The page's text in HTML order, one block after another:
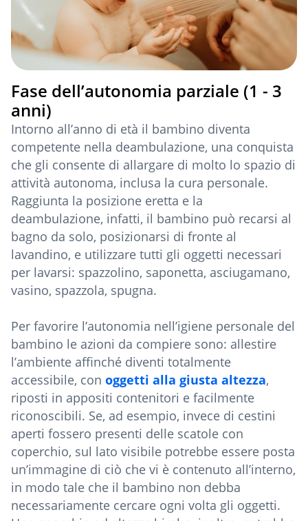
Fase dell’autonomia parziale (1 - 3
anni)
Intorno all’anno di età il bambino diventa
competente nella deambulazione, una conquista
che gli consente di allargare di molto lo spazio di
attività autonoma, inclusa la cura personale.
Raggiunta la posizione eretta e la
deambulazione, infatti, il bambino può recarsi al
bagno da solo, posizionarsi di fronte al
lavandino, e utilizzare tutti gli oggetti necessari
per lavarsi: spazzolino, saponetta, asciugamano,
vasino, spazzola, spugna.
Per favorire l’autonomia nell’igiene personale del
bambino le azioni da compiere sono: allestire
l’ambiente affinché diventi totalmente
accessibile, con oggetti alla giusta altezza,
riposti in appositi contenitori e facilmente
riconoscibili. Se, ad esempio, invece di cestini
aperti fossero presenti delle scatole con
coperchio, sul lato visibile potrebbe essere posta
un’immagine di ciò che vi è contenuto all’interno,
in modo tale che il bambino non debba
necessariamente cercare ogni volta gli oggetti.